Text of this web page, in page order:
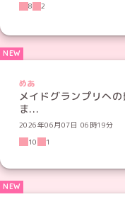
8
2
めあ
メイドグランプリへ
ま...
2026年06月07日 06時19分
10
1